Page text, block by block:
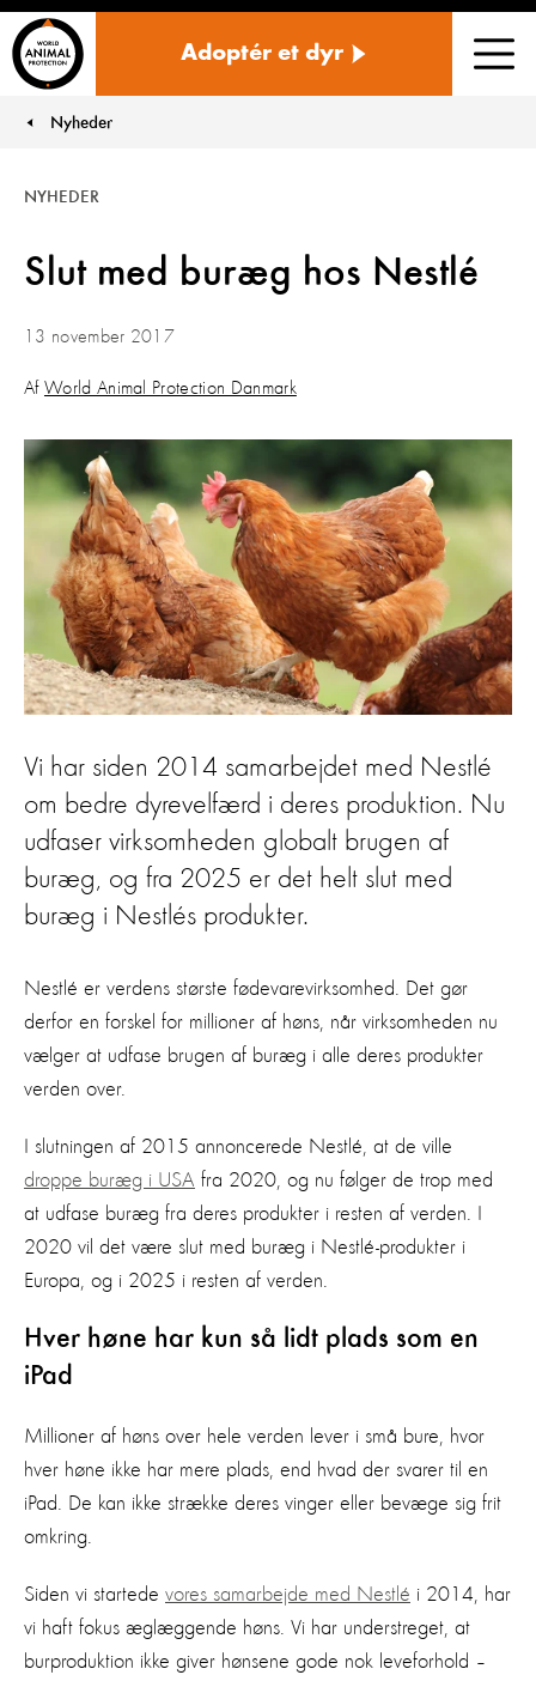
Adoptér et dyr
You are here:
Nyheder
Slut med buræg hos Nestlé
NYHEDER
13 november 2017
Af World Animal Protection Danmark
Vi har siden 2014 samarbejdet med Nestlé
om bedre dyrevelfærd i deres produktion. Nu
udfaser virksomheden globalt brugen af
buræg, og fra 2025 er det helt slut med
buræg i Nestlés produkter.
Nestlé er verdens største fødevarevirksomhed. Det gør
derfor en forskel for millioner af høns, når virksomheden nu
vælger at udfase brugen af buræg i alle deres produkter
verden over.
I slutningen af 2015 annoncerede Nestlé, at de ville
droppe buræg i USA fra 2020, og nu følger de trop med
at udfase buræg fra deres produkter i resten af verden. I
2020 vil det være slut med buræg i Nestlé-produkter i
Europa, og i 2025 i resten af verden.
Hver høne har kun så lidt plads som en
iPad
Millioner af høns over hele verden lever i små bure, hvor
hver høne ikke har mere plads, end hvad der svarer til en
iPad. De kan ikke strække deres vinger eller bevæge sig frit
omkring.
Siden vi startede vores samarbejde med Nestlé i 2014, har
vi haft fokus æglæggende høns. Vi har understreget, at
burproduktion ikke giver hønsene gode nok leveforhold –